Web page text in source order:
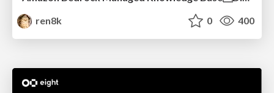
ren8k
0 400